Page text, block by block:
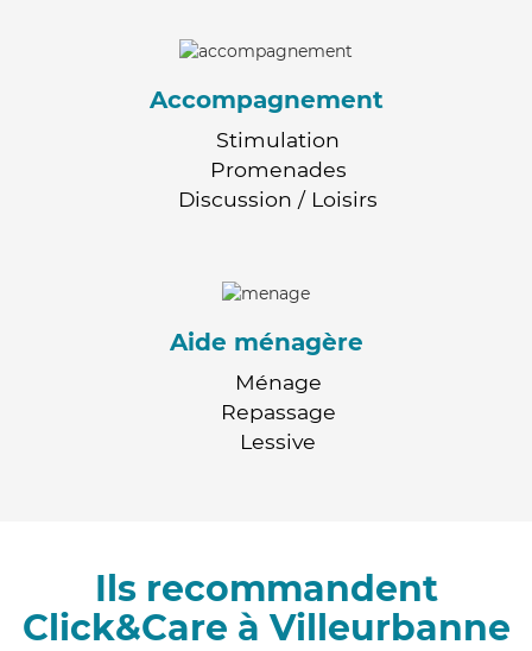
Accompagnement
Stimulation
Promenades
Discussion / Loisirs
Aide ménagère
Ménage
Repassage
Lessive
Ils recommandent
Click&Care à Villeurbanne